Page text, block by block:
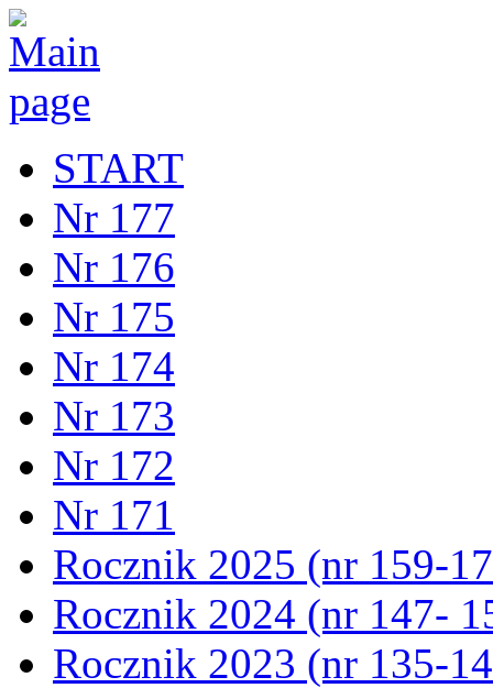
START
Nr 177
Nr 176
Nr 175
Nr 174
Nr 173
Nr 172
Nr 171
Rocznik 2025 (nr 159-
Rocznik 2024 (nr 147-
Rocznik 2023 (nr 135-